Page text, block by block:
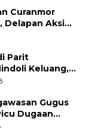
Curanmor
Delapan Aksi
Parit
Keluang,
Gugus
Dugaan
Bale-Bale di